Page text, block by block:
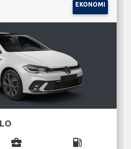
EKONOMI
business_center local_gas_station